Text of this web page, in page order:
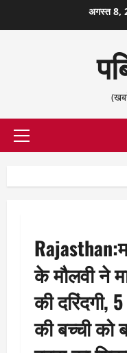
सामग्री
अगस्त 8,
प्राथमिक
के मौलवी ने
की दरिंदगी,
की बच्ची को